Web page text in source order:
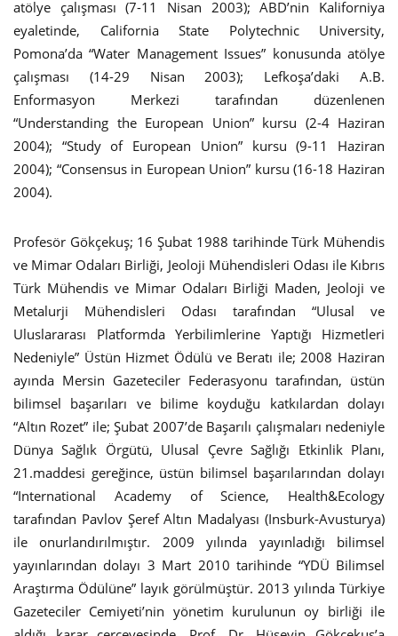
atölye çalışması (7-11 Nisan 2003); ABD’nin Kaliforniya
eyaletinde, California State Polytechnic University,
Pomona’da “Water Management Issues” konusunda atölye
çalışması (14-29 Nisan 2003); Lefkoşa’daki A.B.
Enformasyon Merkezi tarafından düzenlenen
“Understanding the European Union” kursu (2-4 Haziran
2004); “Study of European Union” kursu (9-11 Haziran
2004); “Consensus in European Union” kursu (16-18 Haziran
2004).
Profesör Gökçekuş; 16 Şubat 1988 tarihinde Türk Mühendis
ve Mimar Odaları Birliği, Jeoloji Mühendisleri Odası ile Kıbrıs
Türk Mühendis ve Mimar Odaları Birliği Maden, Jeoloji ve
Metalurji Mühendisleri Odası tarafından “Ulusal ve
Uluslararası Platformda Yerbilimlerine Yaptığı Hizmetleri
Nedeniyle” Üstün Hizmet Ödülü ve Beratı ile; 2008 Haziran
ayında Mersin Gazeteciler Federasyonu tarafından, üstün
bilimsel başarıları ve bilime koyduğu katkılardan dolayı
“Altın Rozet” ile; Şubat 2007’de Başarılı çalışmaları nedeniyle
Dünya Sağlık Örgütü, Ulusal Çevre Sağlığı Etkinlik Planı,
21.maddesi gereğince, üstün bilimsel başarılarından dolayı
“International Academy of Science, Health&Ecology
tarafından Pavlov Şeref Altın Madalyası (Insburk-Avusturya)
ile onurlandırılmıştır. 2009 yılında yayınladığı bilimsel
yayınlarından dolayı 3 Mart 2010 tarihinde “YDÜ Bilimsel
Araştırma Ödülüne” layık görülmüştür. 2013 yılında Türkiye
Gazeteciler Cemiyeti’nin yönetim kurulunun oy birliği ile